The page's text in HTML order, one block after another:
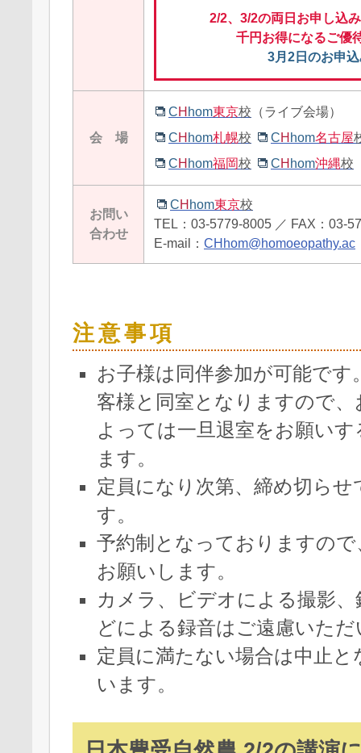
2/2、3/2の両日お申し込
千円お得になるご優
3月2日のお申
会 場
CH hom東京校 （ライブ会場）
CH hom札幌校 CH hom名古屋
CH hom福岡校 CH hom沖縄校
お問い
合わせ
CH hom東京校
TEL：03-5779-8005 ／ FAX：03-
E-mail： CHhom@homoeopathy.ac
注意事項
お子様は同伴参加が可能です
客様と同室となりますので
よっては一旦退室をお願い
ます。
定員になり次第、締め切ら
す。
予約制となっておりますの
お願いします。
カメラ、ビデオによる撮影
どによる録音はご遠慮いた
定員に満たない場合は中止
います。